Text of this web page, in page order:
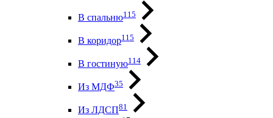
В спальню115
В коридор115
В гостиную114
Из МДФ35
Из ЛДСП81